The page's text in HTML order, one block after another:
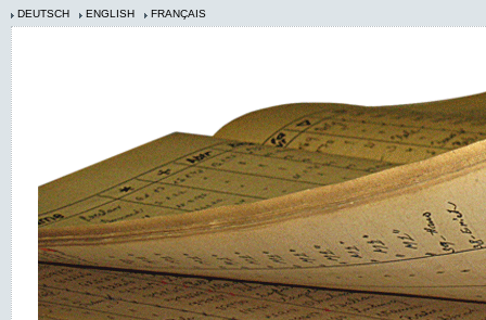
DEUTSCH ENGLISH FRANÇAIS